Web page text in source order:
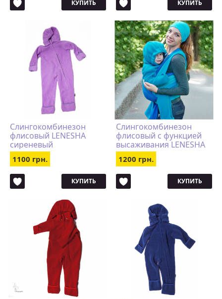
КУПИТЬ КУПИТЬ
Слингокомбинезон
флисовый LENESHA
сиреневый
1100 грн.
КУПИТЬ
Слингокомбинезон
флисовый с функцией
высаживания LENESHA
бирюзовый
1200 грн.
КУПИТЬ